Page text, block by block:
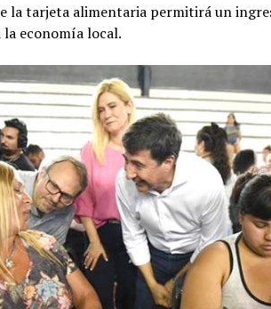
la tarjeta alimentaria permitirá un
la economía local.